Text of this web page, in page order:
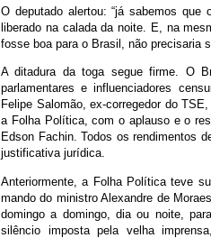
O deputado alertou: “já sabemos
liberado na calada da noite. E, na
fosse boa para o Brasil, não precisaria
A ditadura da toga segue firme. O
parlamentares e influenciadores
Felipe Salomão, ex-corregedor do
a Folha Política, com o aplauso e o
Edson Fachin. Todos os rendimentos
justificativa jurídica.
Anteriormente, a Folha Política teve
mando do ministro Alexandre de
domingo a domingo, dia ou noite,
silêncio imposta pela velha